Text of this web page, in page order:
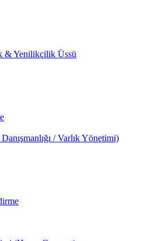
& Yenilikçilik Üssü
/ Varlık Yönetimi)